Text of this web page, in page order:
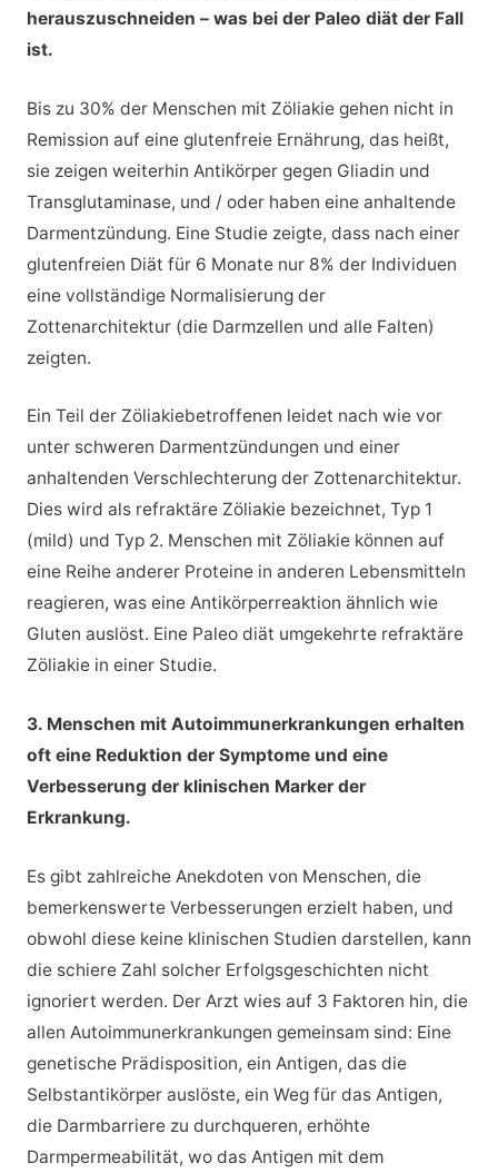
herauszuschneiden – was bei der Paleo diät der Fall
ist.
Bis zu 30% der Menschen mit Zöliakie gehen nicht in
Remission auf eine glutenfreie Ernährung, das heißt,
sie zeigen weiterhin Antikörper gegen Gliadin und
Transglutaminase, und / oder haben eine anhaltende
Darmentzündung. Eine Studie zeigte, dass nach einer
glutenfreien Diät für 6 Monate nur 8% der Individuen
eine vollständige Normalisierung der
Zottenarchitektur (die Darmzellen und alle Falten)
zeigten.
Ein Teil der Zöliakiebetroffenen leidet nach wie vor
unter schweren Darmentzündungen und einer
anhaltenden Verschlechterung der Zottenarchitektur.
Dies wird als refraktäre Zöliakie bezeichnet, Typ 1
(mild) und Typ 2. Menschen mit Zöliakie können auf
eine Reihe anderer Proteine in anderen Lebensmitteln
reagieren, was eine Antikörperreaktion ähnlich wie
Gluten auslöst. Eine Paleo diät umgekehrte refraktäre
Zöliakie in einer Studie.
3. Menschen mit Autoimmunerkrankungen erhalten
oft eine Reduktion der Symptome und eine
Verbesserung der klinischen Marker der
Erkrankung.
Es gibt zahlreiche Anekdoten von Menschen, die
bemerkenswerte Verbesserungen erzielt haben, und
obwohl diese keine klinischen Studien darstellen, kann
die schiere Zahl solcher Erfolgsgeschichten nicht
ignoriert werden. Der Arzt wies auf 3 Faktoren hin, die
allen Autoimmunerkrankungen gemeinsam sind: Eine
genetische Prädisposition, ein Antigen, das die
Selbstantikörper auslöste, ein Weg für das Antigen,
die Darmbarriere zu durchqueren, erhöhte
Darmpermeabilität, wo das Antigen mit dem